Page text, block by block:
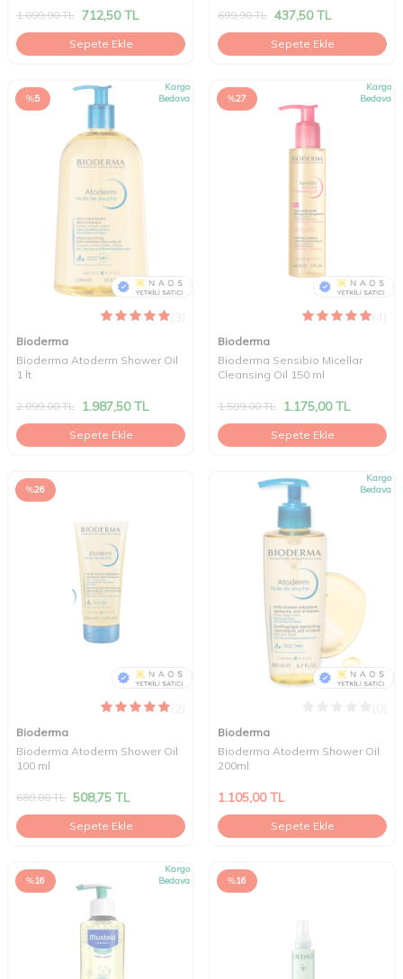
1.099,90TL 712,50TL
Sepete Ekle
699,90TL 437,50TL
Sepete Ekle
%5
Kargo
Bedava
Bioderma
Bioderma Atoderm Shower Oil
1 lt
2.099,00TL 1.987,50TL
Sepete Ekle
%27
Kargo
Bedava
Bioderma
Bioderma Sensibio Micellar
Cleansing Oil 150 ml
1.599,00TL 1.175,00TL
Sepete Ekle
%26
Bioderma
Bioderma Atoderm Shower Oil
100 ml
689,00TL 508,75 TL
Sepete Ekle
Kargo
Bedava
Bioderma
Bioderma Atoderm Shower Oil
200ml
1.105,00TL
Sepete Ekle
%16
Kargo
Bedava
%16